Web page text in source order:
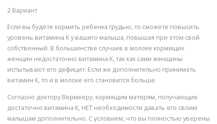
2 Вариант
Если вы будете кормить ребенка грудью, то сможете повысить
уровень витамина К у вашего малыша, повышая при этом свой
собственный. В большинстве случаев в молоке кормящих
женщин недостаточно витамина К, так как сами женщины
испытывают его дефицит. Если же дополнительно принимать
витамин К, то и в молоке его становится больше.
Согласно доктору Вермееру, кормящим матерям, получающие
достаточно витамина К, НЕТ необходимости давать его своим
малышам дополнительно. С условием, что вы полностью уверены